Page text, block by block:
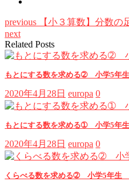
previous 【小３算数】分数の
next
Related Posts
もとにする数を求める➁ 小学5年
2020年4月28日 europa 0
もとにする数を求める➀ 小学5年
2020年4月28日 europa 0
くらべる数を求める➁ 小学5年生